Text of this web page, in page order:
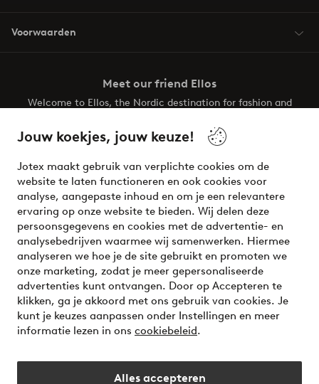
Jouw koekjes, jouw keuze!
Jotex maakt gebruik van verplichte cookies om de
website te laten functioneren en ook cookies voor
analyse, aangepaste inhoud en om je een relevantere
ervaring op onze website te bieden. Wij delen deze
persoonsgegevens en cookies met de advertentie- en
analysebedrijven waarmee wij samenwerken. Hiermee
analyseren we hoe je de site gebruikt en promoten we
onze marketing, zodat je meer gepersonaliseerde
advertenties kunt ontvangen. Door op Accepteren te
klikken, ga je akkoord met ons gebruik van cookies. Je
kunt je keuzes aanpassen onder Instellingen en meer
informatie lezen in ons cookiebeleid.
Alles accepteren
Voorwaarden
Meet our friend Ellos
Welcome to Ellos, the Nordic destination for fashion and
your wardrobe. Your next inspiring look is here!
Veilig betalen - Nu betalen of opsplitsen
Wil je meer weten over onze betaalopties?